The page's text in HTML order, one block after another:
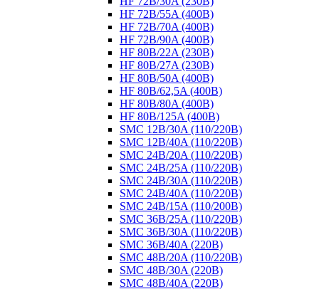
HF 72B/55A (400B)
HF 72B/70A (400B)
HF 72B/90A (400B)
HF 80B/22A (230B)
HF 80B/27A (230B)
HF 80B/50A (400B)
HF 80B/62,5A (400B)
HF 80B/80A (400B)
HF 80B/125A (400B)
SMC 12B/30A (110/220B)
SMC 12B/40A (110/220B)
SMC 24B/20A (110/220B)
SMC 24B/25A (110/220B)
SMC 24B/30A (110/220B)
SMC 24B/40A (110/220B)
SMC 24B/15A (110/200B)
SMC 36B/25A (110/220B)
SMC 36B/30A (110/220B)
SMC 36B/40A (220B)
SMC 48B/20A (110/220B)
SMC 48B/30A (220B)
SMC 48B/40A (220B)